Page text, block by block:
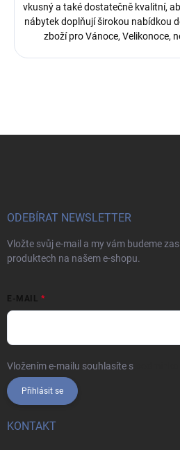
vkusný a také dostatečně kvalitní,
nábytek doplňují širokou nabídkou
zboží pro Vánoce, Velikonoce,
ODEBÍRAT NEWSLETTER
Vložte svůj e-mail a my vám budeme
produktech na našem e-shopu.
E-MAIL
Vložením e-mailu souhlasíte s
Přihlásit se
KONTAKT